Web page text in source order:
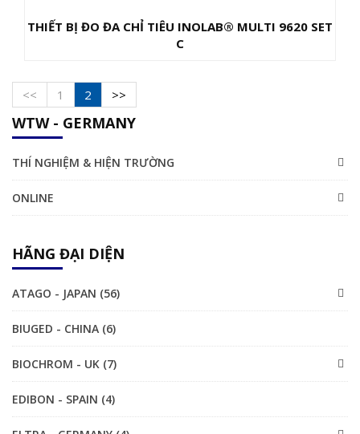
THIẾT BỊ ĐO ĐA CHỈ TIÊU INOLAB® MULTI 9620 SET
C
<< 1 2 >>
WTW - GERMANY
THÍ NGHIỆM & HIỆN TRƯỜNG
ONLINE
HÃNG ĐẠI DIỆN
ATAGO - JAPAN (56)
BIUGED - CHINA (6)
BIOCHROM - UK (7)
EDIBON - SPAIN (4)